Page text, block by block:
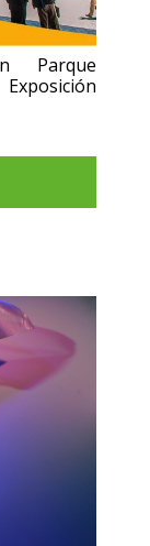
Parque